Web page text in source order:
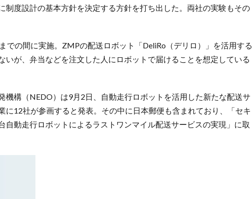
制度設計の基本方針を決定する方針を打ち出した。両社の実験もその
での間に実施。ZMPの配送ロボット「DeliRo（デリロ）」を活用する
いが、弁当などを注文した人にロボットで届けることを想定している
機構（NEDO）は9月2日、自動走行ロボットを活用した新たな配送サ
に12社が参画すると発表。その中に日本郵便も含まれており、「セキ
自動走行ロボットによるラストワンマイル配送サービスの実現」に取